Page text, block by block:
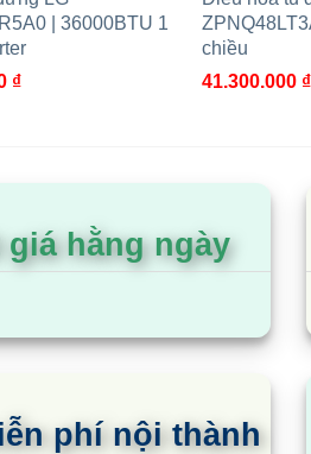
20
| 36000BTU 1
₫
chiều
41.300.000 ₫
giá hằng ngày
phí nội thành